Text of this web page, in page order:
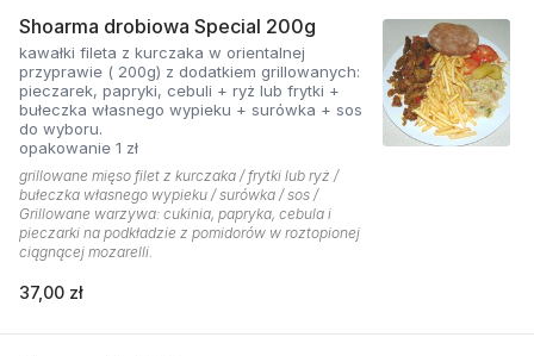
Shoarma drobiowa Special 200g
kawałki fileta z kurczaka w orientalnej
przyprawie ( 200g) z dodatkiem grillowanych:
pieczarek, papryki, cebuli + ryż lub frytki +
bułeczka własnego wypieku + surówka + sos
do wyboru.
opakowanie 1 zł
grillowane mięso filet z kurczaka / frytki lub ryż /
bułeczka własnego wypieku / surówka / sos /
Grillowane warzywa: cukinia, papryka, cebula i
pieczarki na podkładzie z pomidorów w roztopionej
ciągnącej mozarelli.
37,00 zł